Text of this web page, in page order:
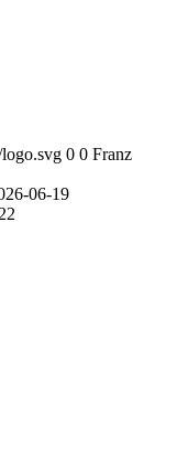
0 0 Franz
06-19